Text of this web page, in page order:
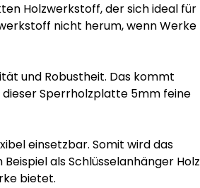
Holzwerkstoff, der sich ideal für
nicht herum, wenn Werke
und Robustheit. Das kommt
dieser Sperrholzplatte 5mm feine
einsetzbar. Somit wird das
als Schlüsselanhänger Holz
bietet.